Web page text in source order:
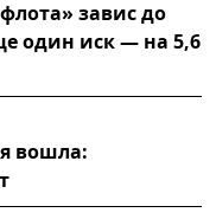
завис до
один иск — на 5,6
вошла: